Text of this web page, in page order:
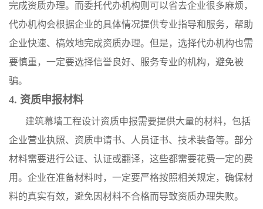
完成资质办理。而委托代办机构则可以省去企业很多麻烦，
代办机构会根据企业的具体情况提供专业指导和服务，帮助
企业快速、槁效地完成资质办理。但是，选择代办机构也需
要慎重，一定要选择信誉良好、服务专业的机构，避免被
骗。
4. 资质申报材料
建筑幕墙工程设计资质申报需要提供大量的材料，包括
企业营业执照、资质申请书、人员证书、技术装备等。部分
材料需要进行公证、认证或翻译，这些都需要花费一定的费
用。企业在准备材料时，一定要严格按照相关规定，确保材
料的真实有效，避免因材料不合格而导致资质办理失败。